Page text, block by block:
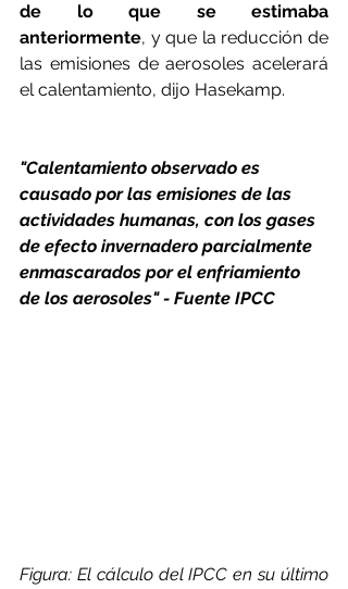
de lo que se estimaba
anteriormente, y que la reducción de
las emisiones de aerosoles acelerará
el calentamiento, dijo Hasekamp.
"Calentamiento observado es
causado por las emisiones de las
actividades humanas, con los gases
de efecto invernadero parcialmente
enmascarados por el enfriamiento
de los aerosoles" - Fuente IPCC
Figura: El cálculo del IPCC en su último